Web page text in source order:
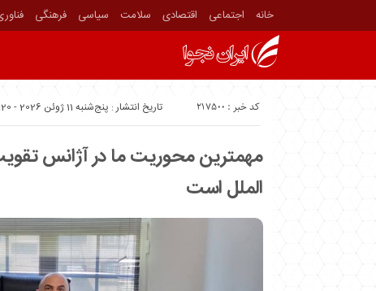
خانه اجتماعی اقتصادی سلامت سیاسی فرهنگی
تاریخ انتشار : پنج‌شنبه 11 ژوئن 2026 - 10:20 کد خبر : 217500
مهمترین محوریت ما در آژانس
الملل است